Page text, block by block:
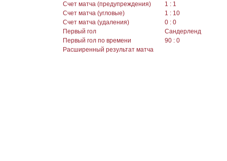
Счет матча (предупреждения)
1 : 1
Счет матча (угловые)
1 : 10
Счет матча (удаления)
0 : 0
Первый гол
Сандерленд
Первый гол по времени
90 : 0
Расширенный результат матча